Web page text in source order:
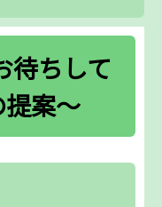
待ちして
案～